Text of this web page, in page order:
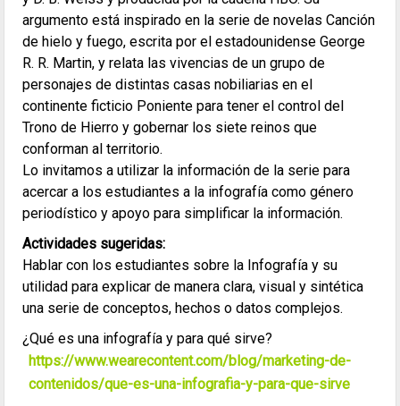
argumento está inspirado en la serie de novelas Canción
de hielo y fuego, escrita por el estadounidense George
R. R. Martin, y relata las vivencias de un grupo de
personajes de distintas casas nobiliarias en el
continente ficticio Poniente para tener el control del
Trono de Hierro y gobernar los siete reinos que
conforman al territorio.
Lo invitamos a utilizar la información de la serie para
acercar a los estudiantes a la infografía como género
periodístico y apoyo para simplificar la información.
Actividades sugeridas:
Hablar con los estudiantes sobre la Infografía y su
utilidad para explicar de manera clara, visual y sintética
una serie de conceptos, hechos o datos complejos.
¿Qué es una infografía y para qué sirve?
https://www.wearecontent.com/blog/marketing-de-
contenidos/que-es-una-infografia-y-para-que-sirve